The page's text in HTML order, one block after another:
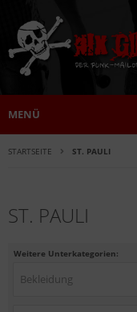
MENÜ
STARTSEITE ST. PAULI
ST. PAULI
Weitere Unterkategorien:
Bekleidung